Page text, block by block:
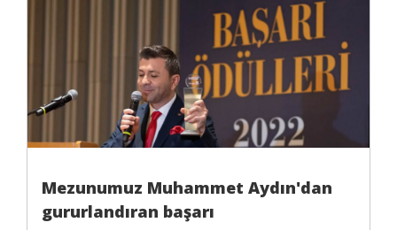
Mezunumuz Muhammet Aydın'dan
gururlandıran başarı